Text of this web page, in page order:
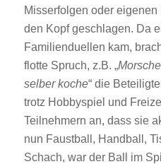
Misserfolgen oder
den Kopf geschlagen. Da
Familienduellen kam,
flotte Spruch, z.B. „
selber koche“ die
trotz Hobbyspiel und
Teilnehmern an, dass sie
nun Faustball, Handball,
Schach, war der Ball im